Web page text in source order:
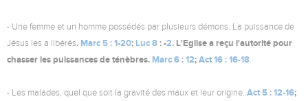
- Une femme et un homme possédés par plusieurs démons. La puissance de
Jésus les a libérés. Marc 5 : 1-20; Luc 8 : -2. L'Eglise a reçu l'autorité pour
chasser les puissances de ténèbres. Marc 6 : 12; Act 16 : 16-18.
- Les malades, quel que soit la gravité des maux et leur origine. Act 5 : 12-16;